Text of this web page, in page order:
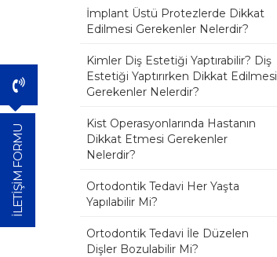
İLETİŞİM FORMU
İmplant Üstü Protezlerde Dikkat
Edilmesi Gerekenler Nelerdir?
Kimler Diş Estetiği Yaptırabilir? Diş
Estetiği Yaptırırken Dikkat Edilmesi
Gerekenler Nelerdir?
Kist Operasyonlarında Hastanın
Dikkat Etmesi Gerekenler
Nelerdir?
Ortodontik Tedavi Her Yaşta
Yapılabilir Mi?
Ortodontik Tedavi İle Düzelen
Dişler Bozulabilir Mi?